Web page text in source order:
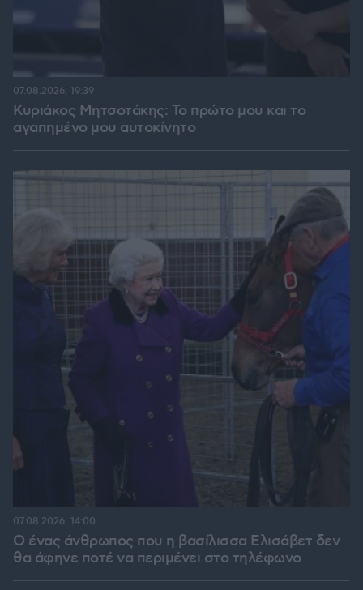
Κυριάκος Μητσοτάκης: Το πρώτο μου και το
αγαπημένο μου αυτοκίνητο
07.08.2026, 19:39
Ο ένας άνθρωπος που η βασίλισσα Ελισάβετ δεν
θα άφηνε ποτέ να περιμένει στο τηλέφωνο
07.08.2026, 14:00